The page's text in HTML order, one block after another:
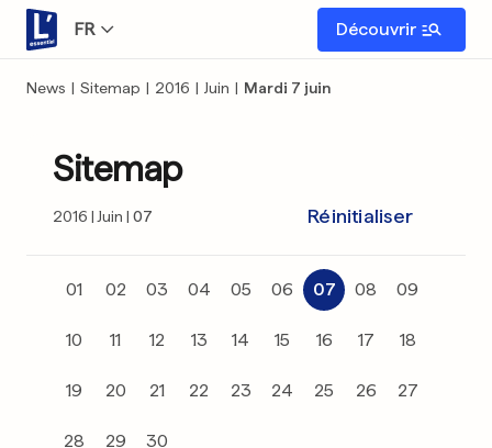
FR Découvrir
News | Sitemap | 2016 | Juin | Mardi 7 juin
Sitemap
2016 Juin 07 Réinitialiser
01 02 03 04 05 06 07 08 09
10 11 12 13 14 15 16 17 18
19 20 21 22 23 24 25 26 27
28 29 30